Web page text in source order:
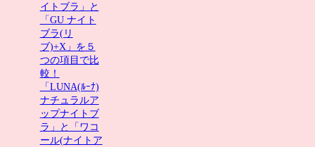
イトブラ」と
「GU ナイト
ブラ(リ
ブ)+X」を５
つの項目で比
較！
「LUNA(ﾙｰﾅ)
ナチュラルア
ップナイトブ
ラ」と「ワコ
ール(ナイトア